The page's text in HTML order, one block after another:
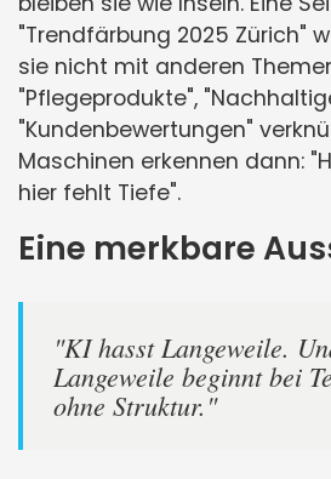
"Trendfärbung 2025 Zürich"
sie nicht mit anderen
"Pflegeprodukte",
"Kundenbewertungen"
Maschinen erkennen dann:
hier fehlt Tiefe".
Eine merkbare
"KI hasst Langeweile.
Langeweile beginnt bei
ohne Struktur."